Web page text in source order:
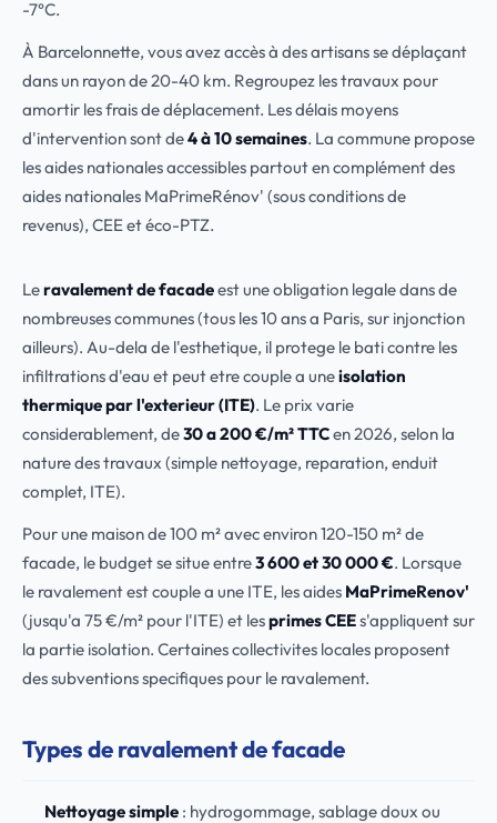
-7°C.
À Barcelonnette, vous avez accès à des artisans se déplaçant
dans un rayon de 20-40 km. Regroupez les travaux pour
amortir les frais de déplacement. Les délais moyens
d'intervention sont de4 à 10 semaines. La commune propose
les aides nationales accessibles partout en complément des
aides nationales MaPrimeRénov' (sous conditions de
revenus), CEE et éco-PTZ.
Leravalement de facadeest une obligation legale dans de
nombreuses communes (tous les 10 ans a Paris, sur injonction
ailleurs). Au-dela de l'esthetique, il protege le bati contre les
infiltrations d'eau et peut etre couple a uneisolation
thermique par l'exterieur (ITE). Le prix varie
considerablement, de30 a 200 €/m² TTCen 2026, selon la
nature des travaux (simple nettoyage, reparation, enduit
complet, ITE).
Pour une maison de 100 m² avec environ 120-150 m² de
facade, le budget se situe entre3 600 et 30 000 €. Lorsque
le ravalement est couple a une ITE, les aides MaPrimeRenov'
(jusqu'a 75 €/m² pour l'ITE) et lesprimes CEEs'appliquent sur
la partie isolation. Certaines collectivites locales proposent
des subventions specifiques pour le ravalement.
Types de ravalement de facade
Nettoyage simple: hydrogommage, sablage doux ou